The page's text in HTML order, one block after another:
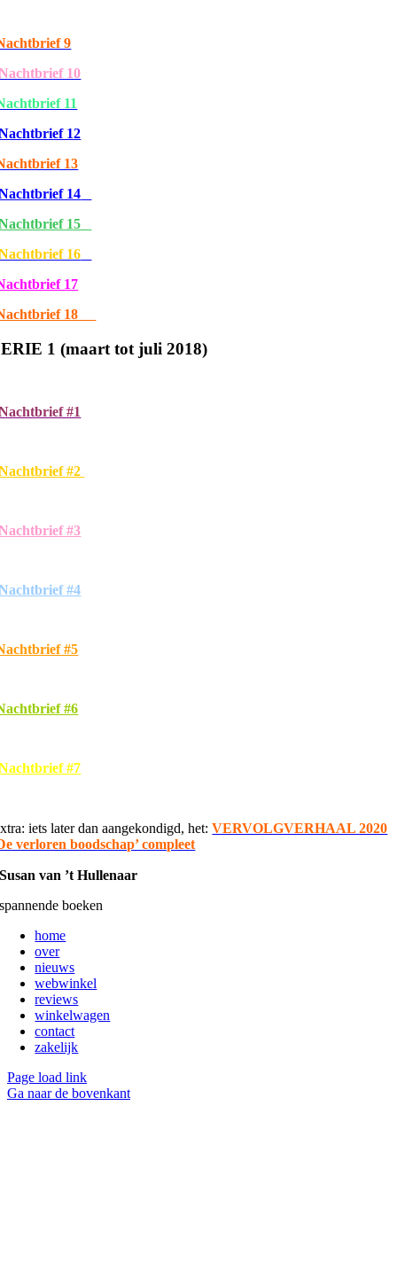
9
10
11
12
13
14
15
16
17
18
1 (maart tot juli 2018)
#1
#2
#3
#4
#5
#6
#7
iets later dan aangekondigd, het:VERVOLGVERHAAL 2020
verloren boodschap’ compleet
Susan van ’t Hullenaar
spannende boeken
home
over
nieuws
webwinkel
reviews
winkelwagen
contact
zakelijk
Page load link
Ga naar de bovenkant